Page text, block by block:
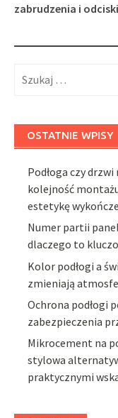
zabrudzenia i odciski
OSTATNIE WPISY
Podłoga czy
kolejność
estetykę
Numer partii
dlaczego to
Kolor podłogi a
zmieniają
Ochrona podłogi
zabezpieczenia
Mikrocement na
stylowa
praktycznymi